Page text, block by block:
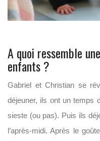
A quoi ressemble
enfants ?
Gabriel et Christian se
déjeuner, ils ont un temps
sieste (ou pas). Puis ils
l’après-midi. Après le